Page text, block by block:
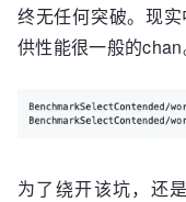
终无任何突破。现
供性能很一般的chan
为了绕开该坑，还